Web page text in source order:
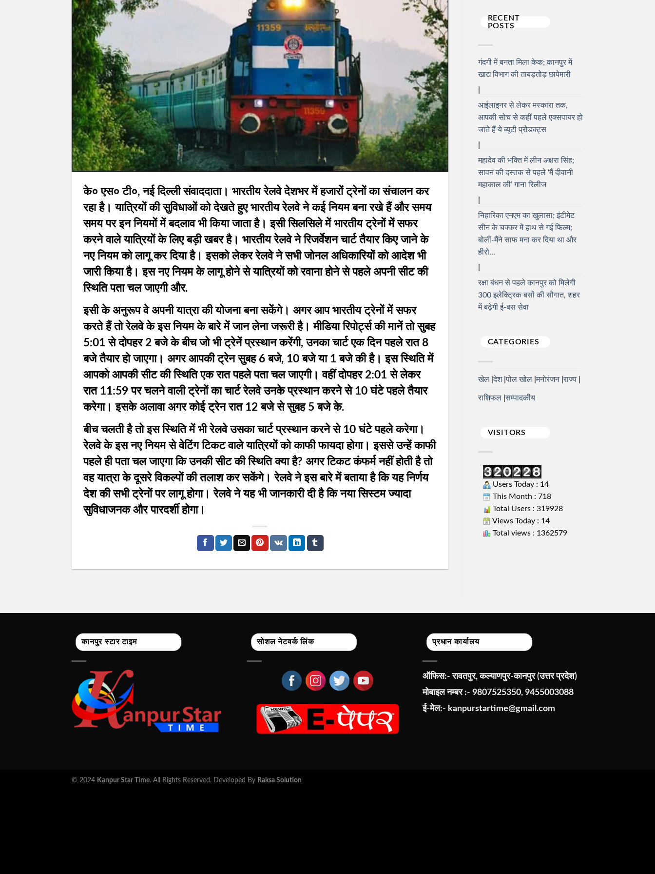
के० एस० टी०, नई दिल्ली संवाददाता। भारतीय रेलवे देशभर में हजारों ट्रेनों का संचालन कर
रहा है। यात्रियों की सुविधाओं को देखते हुए भारतीय रेलवे ने कई नियम बना रखे हैं और समय
समय पर इन नियमों में बदलाव भी किया जाता है। इसी सिलसिले में भारतीय ट्रेनों में सफर
करने वाले यात्रियों के लिए बड़ी खबर है। भारतीय रेलवे ने रिजर्वेशन चार्ट तैयार किए जाने के
नए नियम को लागू कर दिया है। इसको लेकर रेलवे ने सभी जोनल अधिकारियों को आदेश भी
जारी किया है। इस नए नियम के लागू होने से यात्रियों को रवाना होने से पहले अपनी सीट की
स्थिति पता चल जाएगी और.
इसी के अनुरूप वे अपनी यात्रा की योजना बना सकेंगे। अगर आप भारतीय ट्रेनों में सफर
करते हैं तो रेलवे के इस नियम के बारे में जान लेना जरूरी है। मीडिया रिपोर्ट्स की मानें तो सुबह
5:01 से दोपहर 2 बजे के बीच जो भी ट्रेनें प्रस्थान करेंगी, उनका चार्ट एक दिन पहले रात 8
बजे तैयार हो जाएगा। अगर आपकी ट्रेन सुबह 6 बजे, 10 बजे या 1 बजे की है। इस स्थिति में
आपको आपकी सीट की स्थिति एक रात पहले पता चल जाएगी। वहीं दोपहर 2:01 से लेकर
रात 11:59 पर चलने वाली ट्रेनों का चार्ट रेलवे उनके प्रस्थान करने से 10 घंटे पहले तैयार
करेगा। इसके अलावा अगर कोई ट्रेन रात 12 बजे से सुबह 5 बजे के.
बीच चलती है तो इस स्थिति में भी रेलवे उसका चार्ट प्रस्थान करने से 10 घंटे पहले करेगा।
रेलवे के इस नए नियम से वेटिंग टिकट वाले यात्रियों को काफी फायदा होगा। इससे उन्हें काफी
पहले ही पता चल जाएगा कि उनकी सीट की स्थिति क्या है? अगर टिकट कंफर्म नहीं होती है तो
वह यात्रा के दूसरे विकल्पों की तलाश कर सकेंगे। रेलवे ने इस बारे में बताया है कि यह निर्णय
देश की सभी ट्रेनों पर लागू होगा। रेलवे ने यह भी जानकारी दी है कि नया सिस्टम ज्यादा
सुविधाजनक और पारदर्शी होगा।
RECENT
POSTS
गंदगी में बनता मिला केक; कानपुर में
खाद्य विभाग की ताबड़तोड़ छापेमारी
आईलाइनर से लेकर मस्कारा तक,
आपकी सोच से कहीं पहले एक्सपायर हो
जाते हैं ये ब्यूटी प्रोडक्ट्स
महादेव की भक्ति में लीन अक्षरा सिंह;
सावन की दस्तक से पहले ‘मैं दीवानी
महाकाल की’ गाना रिलीज
निहारिका एनएम का खुलासा; इंटीमेट
सीन के चक्कर में हाथ से गई फिल्म;
बोलीं-मैंने साफ मना कर दिया था और
हीरो…
रक्षा बंधन से पहले कानपुर को मिलेगी
300 इलेक्ट्रिक बसों की सौगात, शहर
में बढ़ेगी ई-बस सेवा
CATEGORIES
खेल देश पोल खोल मनोरंजन राज्य
राशिफल सम्पादकीय
VISITORS
Users Today : 14
This Month : 718
Total Users : 319928
Views Today : 14
Total views : 1362579
कानपुर स्टार टाइम सोशल नेटवर्क लिंक प्रधान कार्यालय
ऑफिस:- रावतपुर, कल्याणपुर-कानपुर (उत्तर प्रदेश)
मोबाइल नम्बर :- 9807525350, 9455003088
ई-मेल:- kanpurstartime@gmail.com
© 2024 Kanpur Star Time. All Rights Reserved. Developed By Raksa Solution